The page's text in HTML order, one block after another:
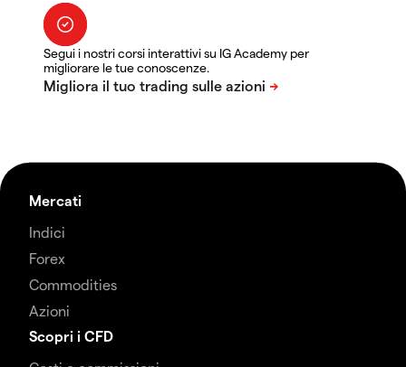
Segui i nostri corsi interattivi su IG Academy per
migliorare le tue conoscenze.
Mercati
Indici
Forex
Commodities
Azioni
Scopri i CFD